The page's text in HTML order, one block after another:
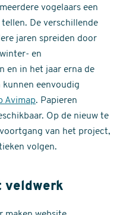
vogelaars een
tellen. De verschillende
jaren spreiden door
en
en in het jaar erna de
eenvoudig
Avimap. Papieren
Op de nieuw te
van het project,
volgen.
veldwerk